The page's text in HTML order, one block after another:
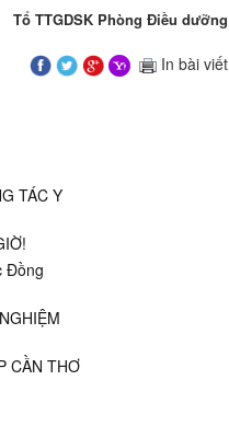
Tổ TTGDSK Phòng Điều dưỡng
In bài viết
TÁC Y
Đồng
CẦN THƠ